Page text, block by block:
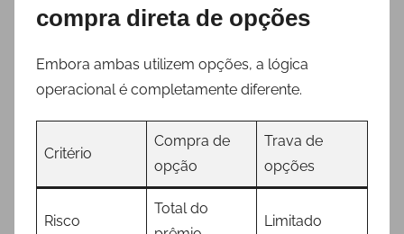
compra direta de opções
Embora ambas utilizem opções, a lógica
operacional é completamente diferente.
Critério
Compra de
opção
Trava de
opções
Risco
Total do
Limitado